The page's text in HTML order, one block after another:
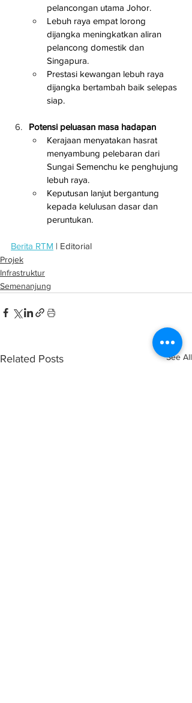
pelancongan utama Johor.
Lebuh raya empat lorong
dijangka meningkatkan aliran
pelancong domestik dan
Singapura.
Prestasi kewangan lebuh raya
dijangka bertambah baik selepas
siap.
Potensi peluasan masa hadapan
Kerajaan menyatakan hasrat
menyambung pelebaran dari
Sungai Semenchu ke penghujung
lebuh raya.
Keputusan lanjut bergantung
kepada kelulusan dasar dan
peruntukan.
Berita RTM | Editorial
Projek
Infrastruktur
Semenanjung
Related Posts See All